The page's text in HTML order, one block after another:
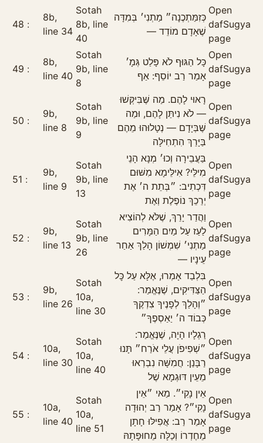
48
8b,
line 34
Sotah
8b, line
40
כְּזִמַּתְכֶנָה״ מַתְנִי׳ בְּמִדָּה
שֶׁאָדָם מוֹדֵד —
Open
dafSugya
page
49
8b,
line 40
Sotah
9b, line
8
כָּל הַגּוּף לֹא פָּלַט גְּמָ׳
אָמַר רַב יוֹסֵף: אַף
Open
dafSugya
page
50
9b,
line 8
Sotah
9b, line
9
רָאוּי לָהֶם. מַה שֶּׁבִּיקְּשׁוּ
— לֹא נִיתַּן לָהֶם, וּמַה
שֶּׁבְּיָדָם — נְטָלוּהוּ מֵהֶם
בַּיָּרֵךְ הִתְחִילָּה
Open
dafSugya
page
51
9b,
line 9
Sotah
9b, line
13
בַּעֲבֵירָה וְכוּ׳ מְנָא הָנֵי
מִילֵּי? אִילֵּימָא מִשּׁוּם
דִּכְתִיב: ״בְּתֵת ה׳ אֶת
יְרֵכֵךְ נוֹפֶלֶת וְאֶת
Open
dafSugya
page
52
9b,
line 13
Sotah
9b, line
26
וַהֲדַר יָרֵךְ, שֶׁלֹּא לְהוֹצִיא
לַעַז עַל מַיִם הַמָּרִים
מַתְנִי׳ שִׁמְשׁוֹן הָלַךְ אַחַר
עֵינָיו —
Open
dafSugya
page
53
9b,
line 26
Sotah
10a,
line 30
בִּלְבַד אָמְרוּ, אֶלָּא עַל כׇּל
הַצַּדִּיקִים, שֶׁנֶּאֱמַר:
״וְהָלַךְ לְפָנֶיךָ צִדְקֶךָ
כְּבוֹד ה׳ יַאַסְפֶךָ״
Open
dafSugya
page
54
10a,
line 30
Sotah
10a,
line 40
רַגְלָיו הָיָה, שֶׁנֶּאֱמַר:
״שְׁפִיפֹן עֲלֵי אֹרַח״ תָּנוּ
רַבָּנַן: חֲמִשָּׁה נִבְרְאוּ
מֵעֵין דּוּגְמָא שֶׁל
Open
dafSugya
page
55
10a,
line 40
Sotah
10a,
line 51
אֵין נָקִי״. מַאי ״אֵין
נָקִי״? אָמַר רַב יְהוּדָה
אָמַר רַב: אֲפִילּוּ חָתָן
מֵחֶדְרוֹ וְכַלָּה מֵחוּפָּתָהּ
Open
dafSugya
page